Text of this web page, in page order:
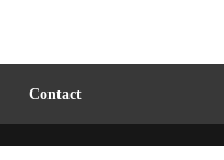
Contact